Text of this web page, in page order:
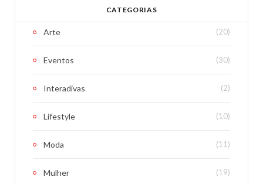
CATEGORIAS
Arte (20)
Eventos (30)
Interadivas (2)
Lifestyle (10)
Moda (11)
Mulher (19)